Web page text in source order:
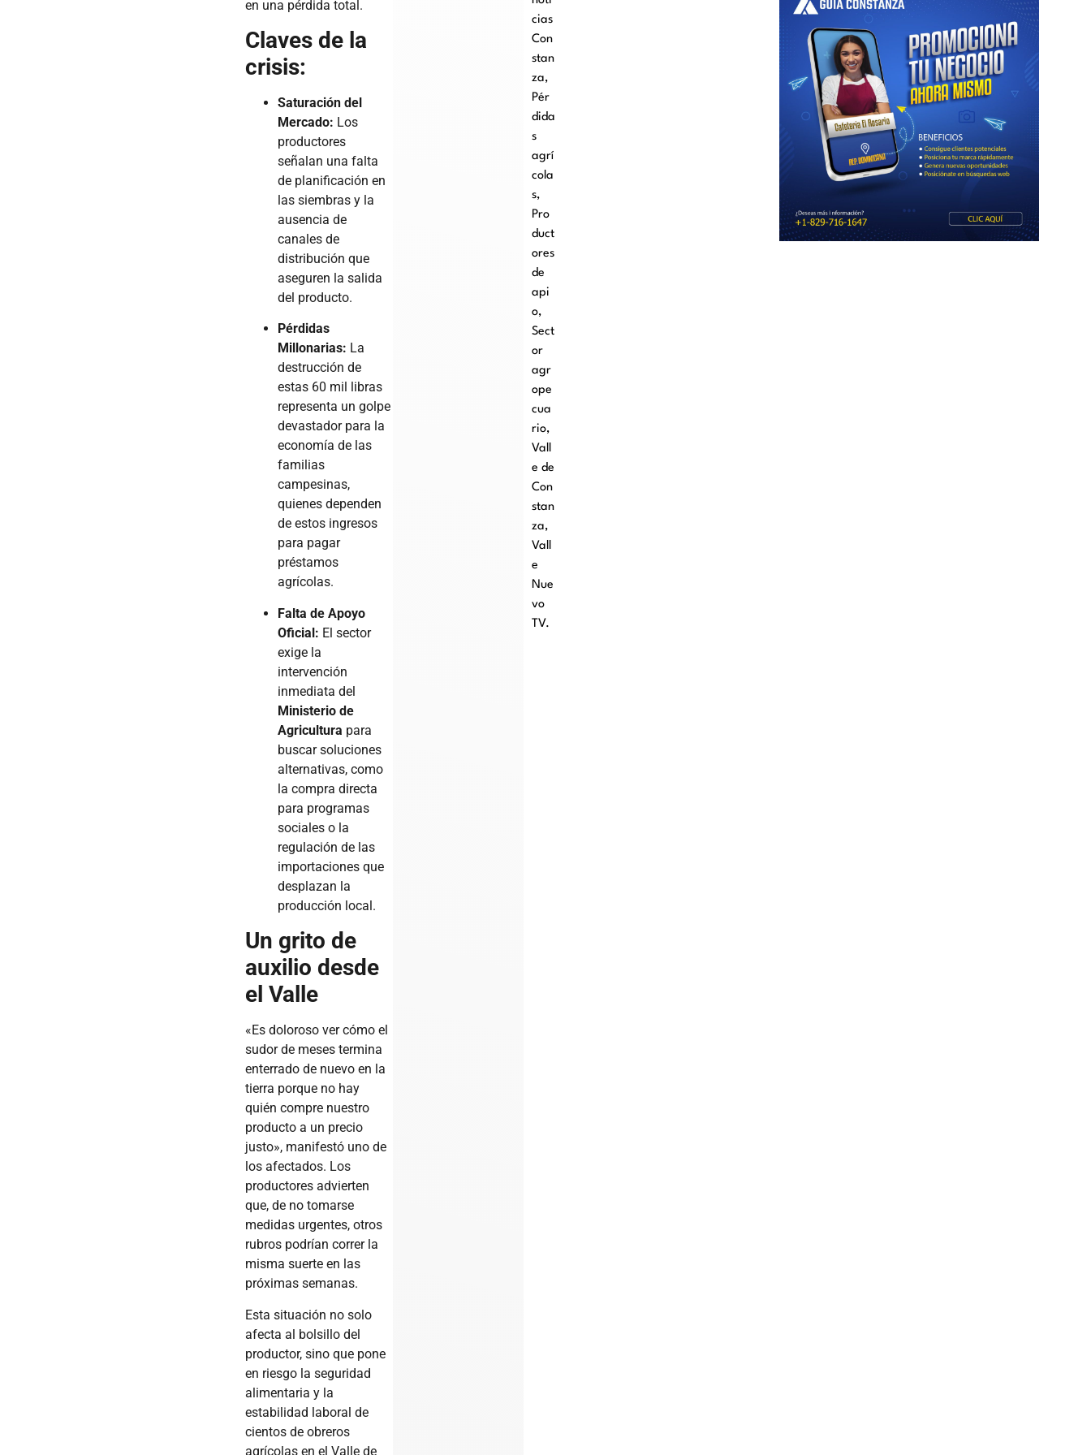
en una pérdida total.
Claves de la
crisis:
Saturación del
Mercado: Los
productores
señalan una falta
de planificación en
las siembras y la
ausencia de
canales de
distribución que
aseguren la salida
del producto.
Pérdidas
Millonarias: La
destrucción de
estas 60 mil libras
representa un golpe
devastador para la
economía de las
familias
campesinas,
quienes dependen
de estos ingresos
para pagar
préstamos
agrícolas.
Falta de Apoyo
Oficial: El sector
exige la
intervención
inmediata del
Ministerio de
Agricultura para
buscar soluciones
alternativas, como
la compra directa
para programas
sociales o la
regulación de las
importaciones que
desplazan la
producción local.
Un grito de
auxilio desde
el Valle
«Es doloroso ver cómo el
sudor de meses termina
enterrado de nuevo en la
tierra porque no hay
quién compre nuestro
producto a un precio
justo», manifestó uno de
los afectados. Los
productores advierten
que, de no tomarse
medidas urgentes, otros
rubros podrían correr la
misma suerte en las
próximas semanas.
Esta situación no solo
afecta al bolsillo del
productor, sino que pone
en riesgo la seguridad
alimentaria y la
estabilidad laboral de
cientos de obreros
agrícolas en el Valle de
cias
Con
stan
za,
Pér
dida
s
agrí
cola
s,
Pro
duct
ores
de
api
o,
Sect
or
agr
ope
cua
rio,
Vall
e de
Con
stan
za,
Vall
e
Nue
vo
TV.